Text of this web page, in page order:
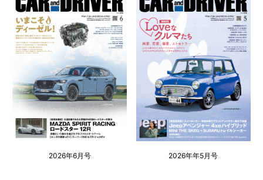
2026年6月号 2026年年5月号